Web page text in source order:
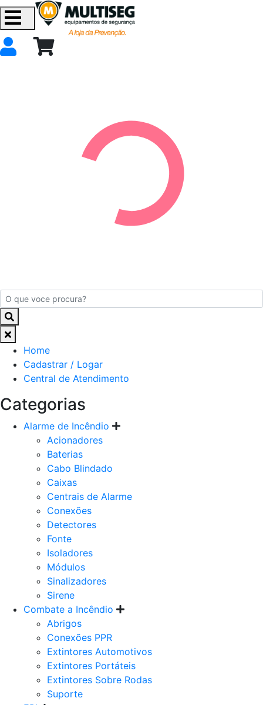
Home
Cadastrar / Logar
Central de Atendimento
Categorias
Alarme de Incêndio
Acionadores
Baterias
Cabo Blindado
Caixas
Centrais de Alarme
Conexões
Detectores
Fonte
Isoladores
Módulos
Sinalizadores
Sirene
Combate a Incêndio
Abrigos
Conexões PPR
Extintores Automotivos
Extintores Portáteis
Extintores Sobre Rodas
Suporte